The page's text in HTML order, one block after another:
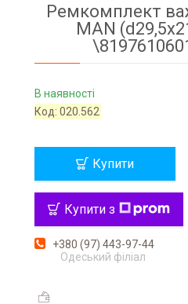
Ремкомплект
MAN
В наявності
Код:020.562
Купити
Купити з
+380 (97) 443-97-44
Одеський філіал